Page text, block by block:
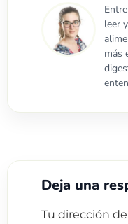
leer
más
Deja una
Tu dirección